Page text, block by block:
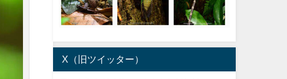
X（旧ツイッター）